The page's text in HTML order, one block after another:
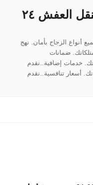
شركة الانجاز السريعة لنقل العفش ٢٤
أنواع الزجاج بأمان. نهج
ضمانات
خدمات إضافية..نقدم
أسعار تنافسية..نقدم